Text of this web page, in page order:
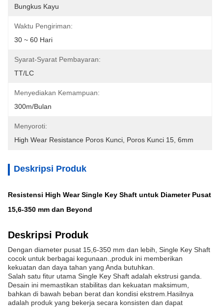
Bungkus Kayu
Waktu Pengiriman:
30 ~ 60 Hari
Syarat-Syarat Pembayaran:
TT/LC
Menyediakan Kemampuan:
300m/Bulan
Menyoroti:
High Wear Resistance Poros Kunci Poros Kunci 15 6mm
Deskripsi Produk
Resistensi High Wear Single Key Shaft untuk Diameter Pusat
15,6-350 mm dan Beyond
Deskripsi Produk
Dengan diameter pusat 15,6-350 mm dan lebih, Single Key Shaft
cocok untuk berbagai kegunaan.,produk ini memberikan
kekuatan dan daya tahan yang Anda butuhkan.
Salah satu fitur utama Single Key Shaft adalah ekstrusi ganda.
Desain ini memastikan stabilitas dan kekuatan maksimum,
bahkan di bawah beban berat dan kondisi ekstrem.Hasilnya
adalah produk yang bekerja secara konsisten dan dapat